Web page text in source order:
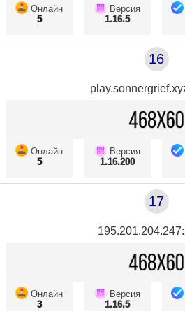
Онлайн
5
Версия
1.16.5
16
Онлайн
5
Версия
1.16.200
17
Онлайн
3
Версия
1.16.5